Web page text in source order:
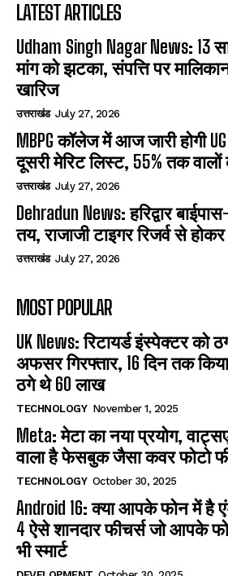
LATEST ARTICLES
Udham Singh Nagar News: 13
मांग को झटका, संपत्ति पर
खारिज
उत्तराखंड July 27, 2026
MBPG कॉलेज में आज जारी होगी
दूसरी मेरिट लिस्ट, 55% तक वालों
उत्तराखंड July 27, 2026
Dehradun News: हरिद्वार
तय, राजाजी टाइगर रिजर्व से होकर
उत्तराखंड July 27, 2026
MOST POPULAR
UK News: रिटायर्ड इंस्पेक्टर को
अफसर गिरफ्तार, 16 दिन तक
ठगे थे 60 लाख
TECHNOLOGY November 1, 2025
Meta: मेटा का नया प्रयोग,
वाला है फेसबुक जैसा कवर फोटो
TECHNOLOGY October 30, 2025
Android 16: क्या आपके फोन में है
4 ऐसे शानदार फीचर्स जो आपके
भी स्मार्ट